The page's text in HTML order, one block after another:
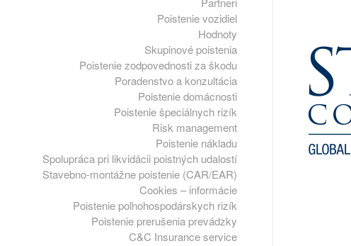
Poistenie vozidiel
Hodnoty
Skupinové poistenia
Poistenie zodpovednosti za škodu
Poradenstvo a konzultácia
Poistenie domácnosti
Poistenie špeciálnych rizík
Risk management
Poistenie nákladu
Spolupráca pri likvidácii poistných udalostí
Stavebno-montážne poistenie (CAR/EAR)
Cookies – informácie
Poistenie poľnohospodárskych rizík
Poistenie prerušenia prevádzky
C&C Insurance service